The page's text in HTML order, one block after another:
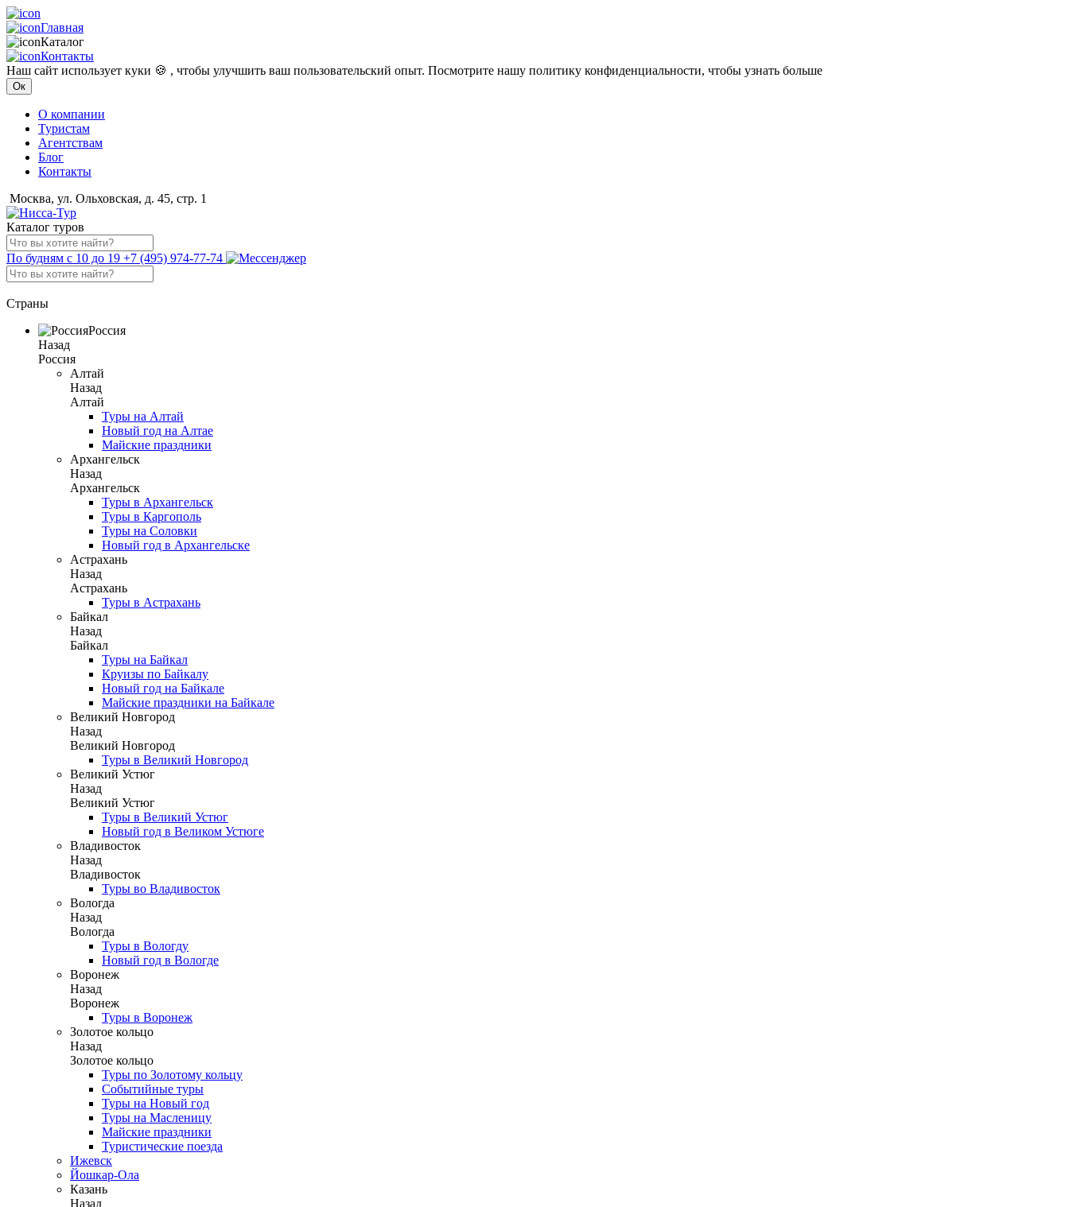
Главная
Каталог
Контакты
Наш сайт использует куки 🍪 , чтобы улучшить ваш пользовательский опыт. Посмотрите нашу политику конфиденциальности, чтобы узнать больше
Ок
О компании
Туристам
Агентствам
Блог
Контакты
Москва, ул. Ольховская, д. 45, стр. 1
Каталог туров
По будням с 10 до 19 +7 (495) 974-77-74
Страны
Россия
Назад
Россия
Алтай
Назад
Алтай
Туры на Алтай
Новый год на Алтае
Майские праздники
Архангельск
Назад
Архангельск
Туры в Архангельск
Туры в Каргополь
Туры на Соловки
Новый год в Архангельске
Астрахань
Назад
Астрахань
Туры в Астрахань
Байкал
Назад
Байкал
Туры на Байкал
Круизы по Байкалу
Новый год на Байкале
Майские праздники на Байкале
Великий Новгород
Назад
Великий Новгород
Туры в Великий Новгород
Великий Устюг
Назад
Великий Устюг
Туры в Великий Устюг
Новый год в Великом Устюге
Владивосток
Назад
Владивосток
Туры во Владивосток
Вологда
Назад
Вологда
Туры в Вологду
Новый год в Вологде
Воронеж
Назад
Воронеж
Туры в Воронеж
Золотое кольцо
Назад
Золотое кольцо
Туры по Золотому кольцу
Событийные туры
Туры на Новый год
Туры на Масленицу
Майские праздники
Туристические поезда
Ижевск
Йошкар-Ола
Казань
Назад